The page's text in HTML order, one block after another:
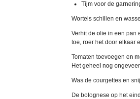
Tijm voor de
Wortels schillen en
Verhit de olie in een pan
toe, roer het door elkaar
Tomaten toevoegen en
Het geheel nog
Was de courgettes en
De bolognese op het